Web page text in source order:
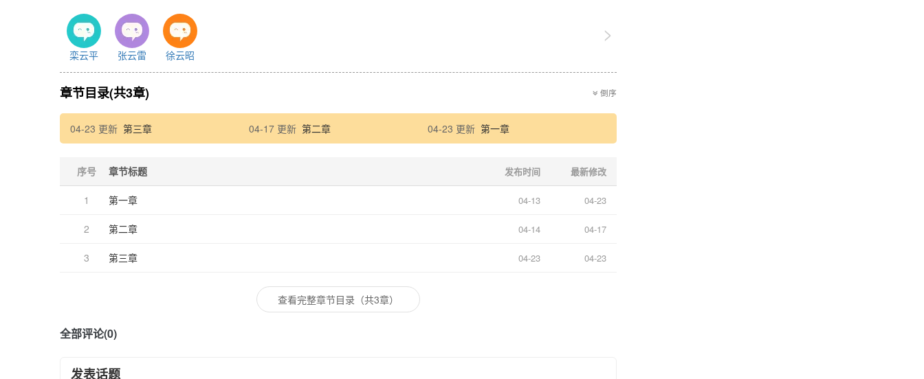
栾云平 张云雷 徐云昭
>
章节目录(共3章) 倒序
04-23 更新 第三章 04-17 更新 第二章 04-23 更新 第一章
序号 章节标题 发布时间 最新修改
1 第一章 04-13 04-23
2 第二章 04-14 04-17
3 第三章 04-23 04-23
查看完整章节目录（共3章）
全部评论(0)
发表话题